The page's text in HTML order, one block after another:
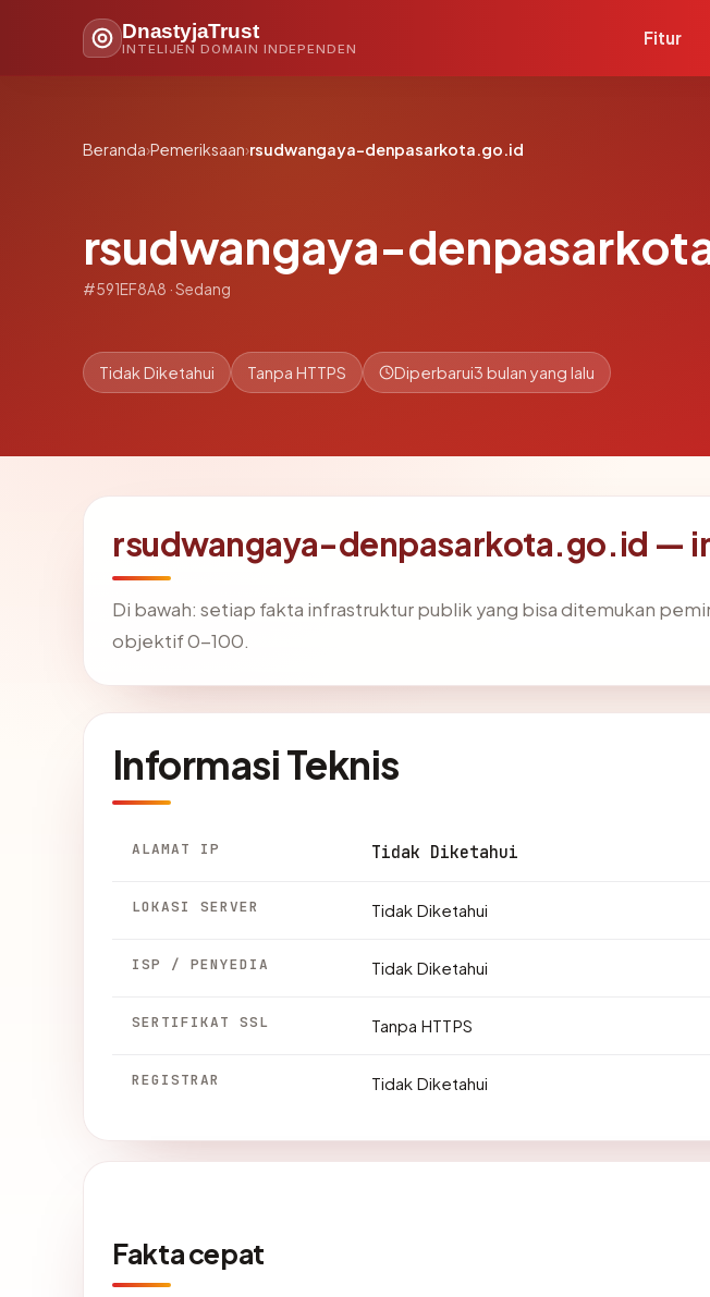
DnastyjaTrust
INTELIJEN DOMAIN INDEPENDEN
Fitur
Beranda›Pemeriksaan›rsudwangaya-denpasarkota.go.id
rsudwangaya-
#591EF8A8 · Sedang
Tidak Diketahui Tanpa HTTPS Diperbarui3 bulan yang lalu
rsudwangaya-denpasarkota.go.id —
Di bawah: setiap fakta infrastruktur publik yang bisa ditemukan
objektif 0-100.
Informasi Teknis
ALAMAT IP Tidak Diketahui
LOKASI SERVER Tidak Diketahui
ISP / PENYEDIA Tidak Diketahui
SERTIFIKAT SSL Tanpa HTTPS
REGISTRAR Tidak Diketahui
Fakta cepat